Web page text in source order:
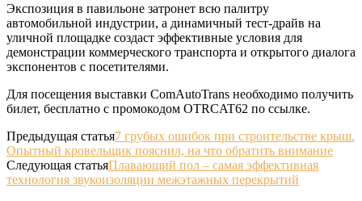
Экспозиция в павильоне затронет всю палитру
автомобильной индустрии, а динамичный тест-драйв на
уличной площадке создаст эффективные условия для
демонстрации коммерческого транспорта и открытого диалога
экспонентов с посетителями.
Для посещения выставки ComAutoTrans необходимо получить
билет, бесплатно с промокодом OTRCAT62 по ссылке.
Предыдущая статья7 грубых ошибок при строительстве крыш.
Опытный кровельщик пояснил, на что обратить внимание
Следующая статьяПлавающий пол – самая эффективная
технология звукоизоляции межэтажных перекрытий